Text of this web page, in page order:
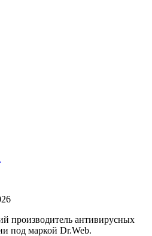
производитель антивирусных
под маркой Dr.Web.